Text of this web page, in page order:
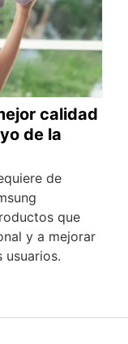
calidad
de la
de
que
y a mejorar
usuarios.